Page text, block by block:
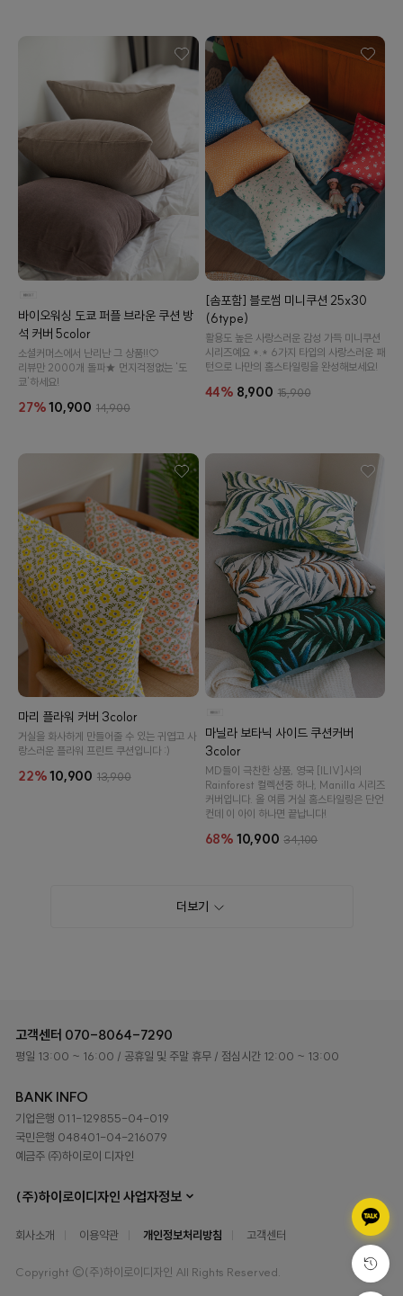
바이오워싱 도쿄 퍼플 브라운 쿠션 방
석 커버 5color
소셜커머스에서 난리난 그 상품!!♡
리뷰만 2000개 돌파★ 먼지걱정없는 '도
쿄'하세요!
27%10,900 14,900
[솜포함] 블로썸 미니쿠션 25x30
(6type)
활용도 높은 사랑스러운 감성 가득 미니쿠션
시리즈예요 *.* 6가지 타입의 사랑스러운 패
턴으로 나만의 홈스타일링을 완성해보세요!
44% 8,900 15,900
마리 플라워 커버 3color
거실을 화사하게 만들어줄 수 있는 귀엽고 사
랑스러운 플라워 프린트 쿠션입니다 :)
22%10,900 13,900
마닐라 보타닉 사이드 쿠션커버
3color
MD들이 극찬한 상품, 영국 [ILIV]사의
Rainforest 컬렉션중 하나, Manilla 시리즈
커버입니다. 올 여름 거실 홈스타일링은 단언
컨데 이 아이 하나면 끝납니다!
68% 10,900 34,100
더보기
고객센터 070-8064-7290
평일 13:00 ~ 16:00 / 공휴일 및 주말 휴무 / 점심시간 12:00 ~ 13:00
BANK INFO
기업은행 011-129855-04-019
국민은행 048401-04-216079
예금주 ㈜하이로이 디자인
(주)하이로이디자인 사업자정보
회사소개 이용약관 개인정보처리방침 고객센터
Copyright ©(주)하이로이디자인 All Rights Reserved.